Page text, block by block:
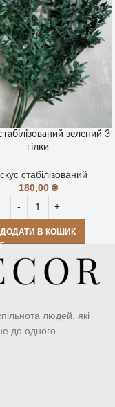
зелений 3
гілки
стабілізований
180,00 ₴
ДОДАТИ В КОШИК
людей, які
до одного.